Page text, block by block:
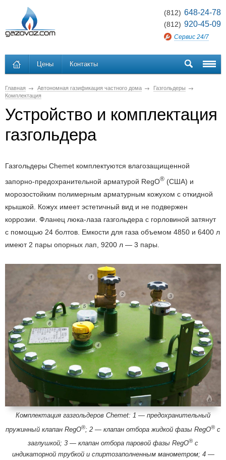
(812) 648-24-78
(812) 920-45-09
Сервис 24/7
Цены Контакты
Главная Автономная газификация частного дома
Газгольдеры
Комплектация
Устройство и комплектация
газгольдера
Газгольдеры Chemet комплектуются влагозащищенной
запорно-предохранительной арматурой RegO® (США) и
морозостойким полимерным арматурным кожухом с откидной
крышкой. Кожух имеет эстетичный вид и не подвержен
коррозии. Фланец люка-лаза газгольдера с горловиной затянут
с помощью 24 болтов. Емкости для газа объемом 4850 и 6400 л
имеют 2 пары опорных лап, 9200 л — 3 пары.
Комплектация газгольдеров Chemet: 1 — предохранительный
пружинный клапан RegO®; 2 — клапан отбора жидкой фазы RegO® с
заглушкой; 3 — клапан отбора паровой фазы RegO® с
индикаторной трубкой и спиртозаполненным манометром; 4 —